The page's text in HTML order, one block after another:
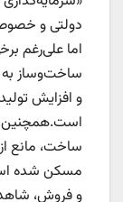
دولتی و
اما علی‌رغم
ساخت‌وساز به
و افزایش
است.همچنین،
ساخت، مانع
و فروش، شاهد